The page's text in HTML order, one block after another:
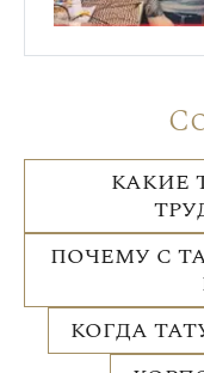
КАКИЕ
ПОЧЕМУ С
КОГДА